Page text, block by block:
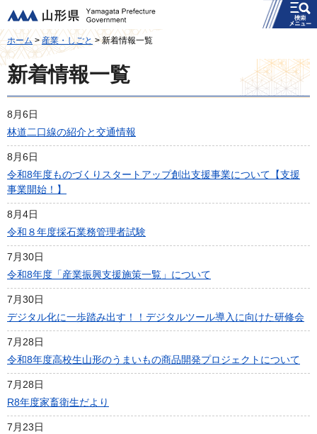
山形県
メニュー
ホーム>産業・しごと > 新着情報一覧
新着情報一覧
8月6日
林道二口線の紹介と交通情報
8月6日
令和8年度ものづくりスタートアップ創出支援事業について【支援
事業開始！】
8月4日
令和８年度採石業務管理者試験
7月30日
令和8年度「産業振興支援施策一覧」について
7月30日
デジタル化に一歩踏み出す！！デジタルツール導入に向けた研修会
7月28日
令和8年度高校生山形のうまいもの商品開発プロジェクトについて
7月28日
R8年度家畜衛生だより
7月23日